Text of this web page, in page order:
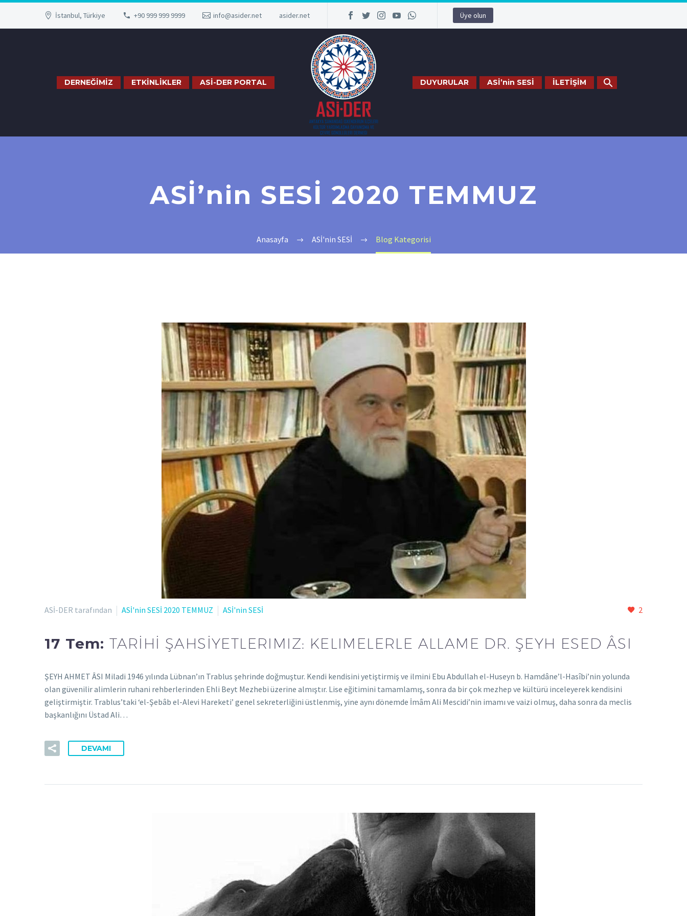
İstanbul, Türkiye +90 999 999 9999 info@asider.net asider.net Üye olun
DERNEĞİMİZ ETKİNLİKLER ASİ-DER PORTAL DUYURULAR ASİ’nin SESİ İLETİŞİM
ASİ’nin SESİ 2020 TEMMUZ
Anasayfa ASİ'nin SESİ Blog Kategorisi
2
ASİ-DER tarafından ASİ'nin SESİ 2020 TEMMUZ ASİ'nin SESİ
17 Tem:TARİHİ ŞAHSİYETLERIMIZ: KELIMELERLE ALLAME DR. ŞEYH ESED ÂSI
ŞEYH AHMET ÂSI Miladi 1946 yılında Lübnan’ın Trablus şehrinde doğmuştur. Kendi kendisini yetiştirmiş ve ilmini Ebu Abdullah el-Huseyn b. Hamdâne’l-Hasîbi’nin yolunda
olan güvenilir alimlerin ruhani rehberlerinden Ehli Beyt Mezhebi üzerine almıştır. Lise eğitimini tamamlamış, sonra da bir çok mezhep ve kültürü inceleyerek kendisini
geliştirmiştir. Trablus’taki ‘el-Şebâb el-Alevi Hareketi’ genel sekreterliğini üstlenmiş, yine aynı dönemde İmâm Ali Mescidi’nin imamı ve vaizi olmuş, daha sonra da meclis
başkanlığını Üstad Ali…
DEVAMI